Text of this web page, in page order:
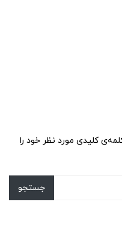
کلیدی مورد نظر خود را
جستجو